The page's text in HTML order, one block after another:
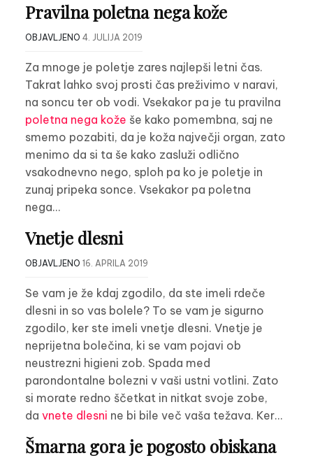
Pravilna poletna nega kože
OBJAVLJENO 4. JULIJA 2019
Za mnoge je poletje zares najlepši letni čas.
Takrat lahko svoj prosti čas preživimo v naravi,
na soncu ter ob vodi. Vsekakor pa je tu pravilna
poletna nega kože še kako pomembna, saj ne
smemo pozabiti, da je koža največji organ, zato
menimo da si ta še kako zasluži odlično
vsakodnevno nego, sploh pa ko je poletje in
zunaj pripeka sonce. Vsekakor pa poletna
nega…
Vnetje dlesni
OBJAVLJENO 16. APRILA 2019
Se vam je že kdaj zgodilo, da ste imeli rdeče
dlesni in so vas bolele? To se vam je sigurno
zgodilo, ker ste imeli vnetje dlesni. Vnetje je
neprijetna bolečina, ki se vam pojavi ob
neustrezni higieni zob. Spada med
parondontalne bolezni v vaši ustni votlini. Zato
si morate redno ščetkat in nitkat svoje zobe,
da vnete dlesni ne bi bile več vaša težava. Ker…
Šmarna gora je pogosto obiskana